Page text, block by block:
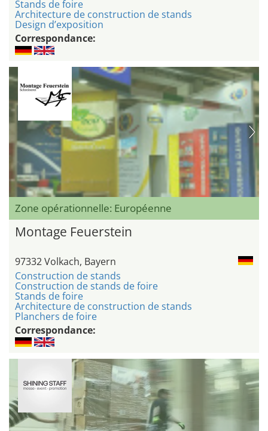
Stands de foire
Architecture de construction de stands
Design d’exposition
Correspondance:
Zone opérationnelle: Européenne
Montage Feuerstein
97332 Volkach, Bayern
Construction de stands
Construction de stands de foire
Stands de foire
Architecture de construction de stands
Planchers de foire
Correspondance: